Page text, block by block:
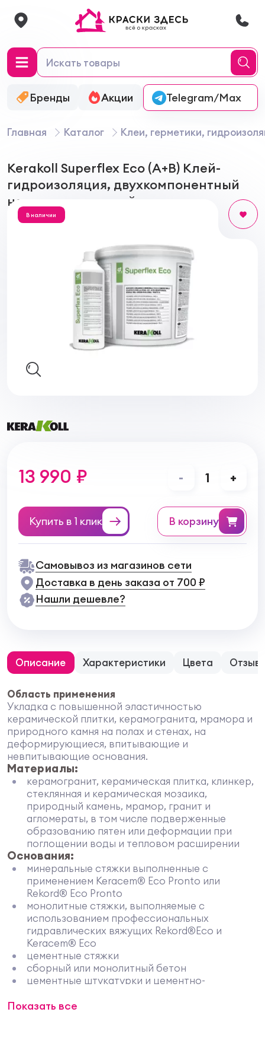
Бренды Акции Онлайн-колеровка
Telegram/Max
Главная Каталог Клеи, герметики,
Kerakoll Superflex Eco (А+В) Клей-
гидроизоляция, двухкомпонентный
на полиуретановой основе
В наличии
13 990 ₽ - 1 +
Купить в 1 клик в корзину
Самовывоз из магазинов сети
Доставка в день заказа от 700 ₽
Нашли дешевле?
Описание Характеристики Цвета
Область применения
Укладка с повышенной эластичностью
керамической плитки, керамогранита, мрамора и
природного камня на полах и стенах, на
деформирующиеся, впитывающие и
невпитывающие основания.
Материалы:
керамогранит, керамическая плитка, клинкер,
стеклянная и керамическая мозаика,
природный камень, мрамор, гранит и
агломераты, в том числе подверженные
образованию пятен или деформации при
поглощении воды и тепловом расширении
Основания:
минеральные стяжки выполненные с
применением Keracem® Eco Pronto или
Rekord® Eco Pronto
монолитные стяжки, выполняемые с
использованием профессиональных
гидравлических вяжущих Rekord®Eco и
Keracem® Eco
цементные стяжки
сборный или монолитный бетон
цементные штукатурки и цементно-
полы и стены на основе полиуретановых
Показать все